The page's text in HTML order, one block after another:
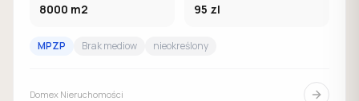
8000 m2 95 zl
MPZP Brak mediow nieokreślony
Domex Nieruchomości